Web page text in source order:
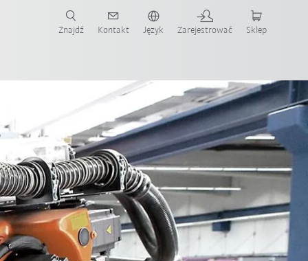
Znajdź Kontakt Język Zarejestrować Sklep